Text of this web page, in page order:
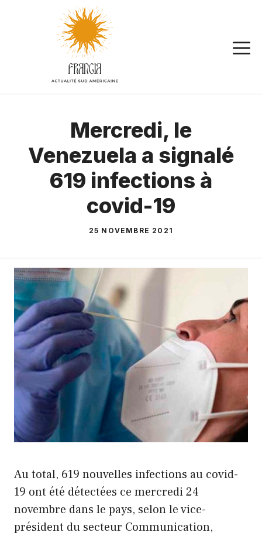
Mercredi, le
Venezuela a signalé
619 infections à
covid-19
25 NOVEMBRE 2021
Au total, 619 nouvelles infections au covid-
19 ont été détectées ce mercredi 24
novembre dans le pays, selon le vice-
président du secteur Communication,